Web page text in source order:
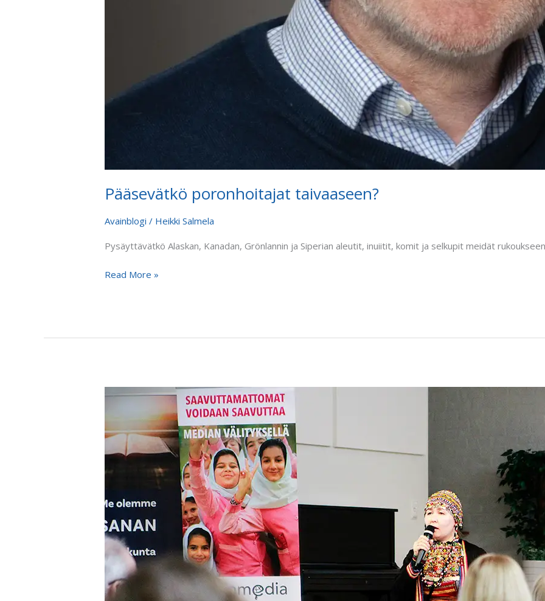
Pääsevätkö poronhoitajat taivaaseen?
Avainblogi / Heikki Salmela
Pysäyttävätkö Alaskan, Kanadan, Grönlannin ja Siperian aleutit, inuiitit, komit ja selkupit meidät
Read More »
Arktiset
huomion
kohteena